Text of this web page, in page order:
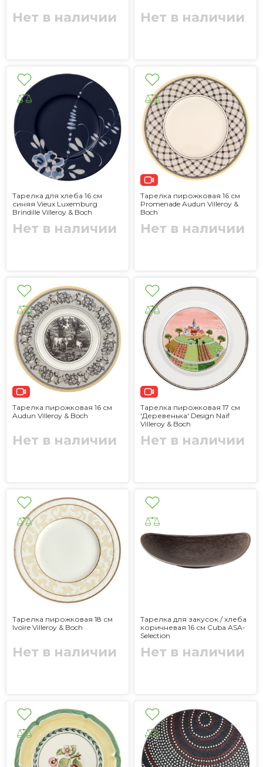
Нет в наличии Нет в наличии
Тарелка для хлеба 16 см
синяя Vieux Luxemburg
Brindille Villeroy & Boch
Нет в наличии
Тарелка пирожковая 16 см
Promenade Audun Villeroy &
Boch
Нет в наличии
Тарелка пирожковая 16 см
Audun Villeroy & Boch
Нет в наличии
Тарелка пирожковая 17 см
'Деревенька' Design Naif
Villeroy & Boch
Нет в наличии
Тарелка пирожковая 18 см
Ivoire Villeroy & Boch
Нет в наличии
Тарелка для закусок / хлеба
коричневая 16 см Cuba ASA-
Selection
Нет в наличии